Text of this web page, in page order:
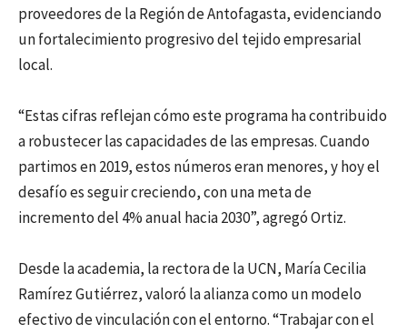
proveedores de la Región de Antofagasta, evidenciando
un fortalecimiento progresivo del tejido empresarial
local.
“Estas cifras reflejan cómo este programa ha contribuido
a robustecer las capacidades de las empresas. Cuando
partimos en 2019, estos números eran menores, y hoy el
desafío es seguir creciendo, con una meta de
incremento del 4% anual hacia 2030”, agregó Ortiz.
Desde la academia, la rectora de la UCN, María Cecilia
Ramírez Gutiérrez, valoró la alianza como un modelo
efectivo de vinculación con el entorno. “Trabajar con el